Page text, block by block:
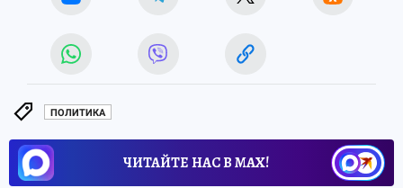
ПОЛИТИКА
ЧИТАЙТЕ НАС В МАХ!